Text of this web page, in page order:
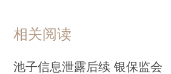
相关阅读
池子信息泄露后续 银保监会